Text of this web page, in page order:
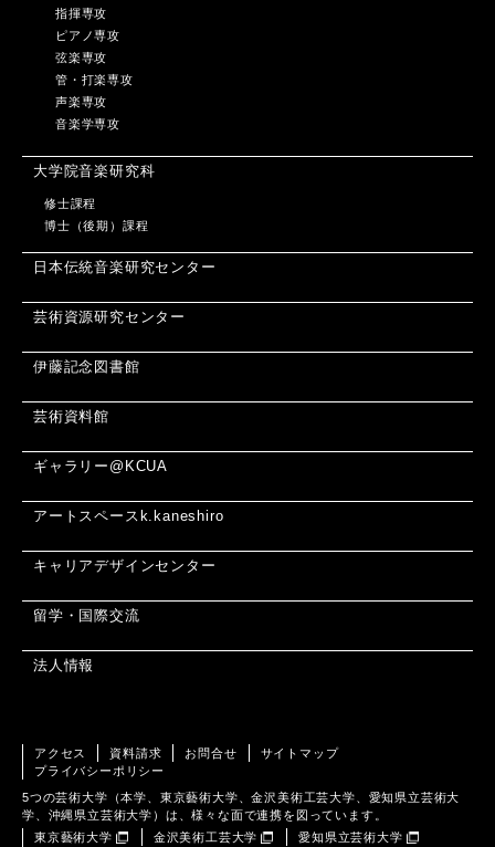
指揮専攻
ピアノ専攻
弦楽専攻
管・打楽専攻
声楽専攻
音楽学専攻
大学院音楽研究科
修士課程
博士（後期）課程
日本伝統音楽研究センター
芸術資源研究センター
伊藤記念図書館
芸術資料館
ギャラリー@KCUA
アートスペースk.kaneshiro
キャリアデザインセンター
留学・国際交流
法人情報
アクセス 資料請求 お問合せ
サイトマップ
プライバシーポリシー
5つの芸術大学（本学、東京藝術大学、金沢美術工芸大学、愛知県立芸術大
学、沖縄県立芸術大学）は、様々な面で連携を図っています。
東京藝術大学
金沢美術工芸大学 愛知県立芸術大学